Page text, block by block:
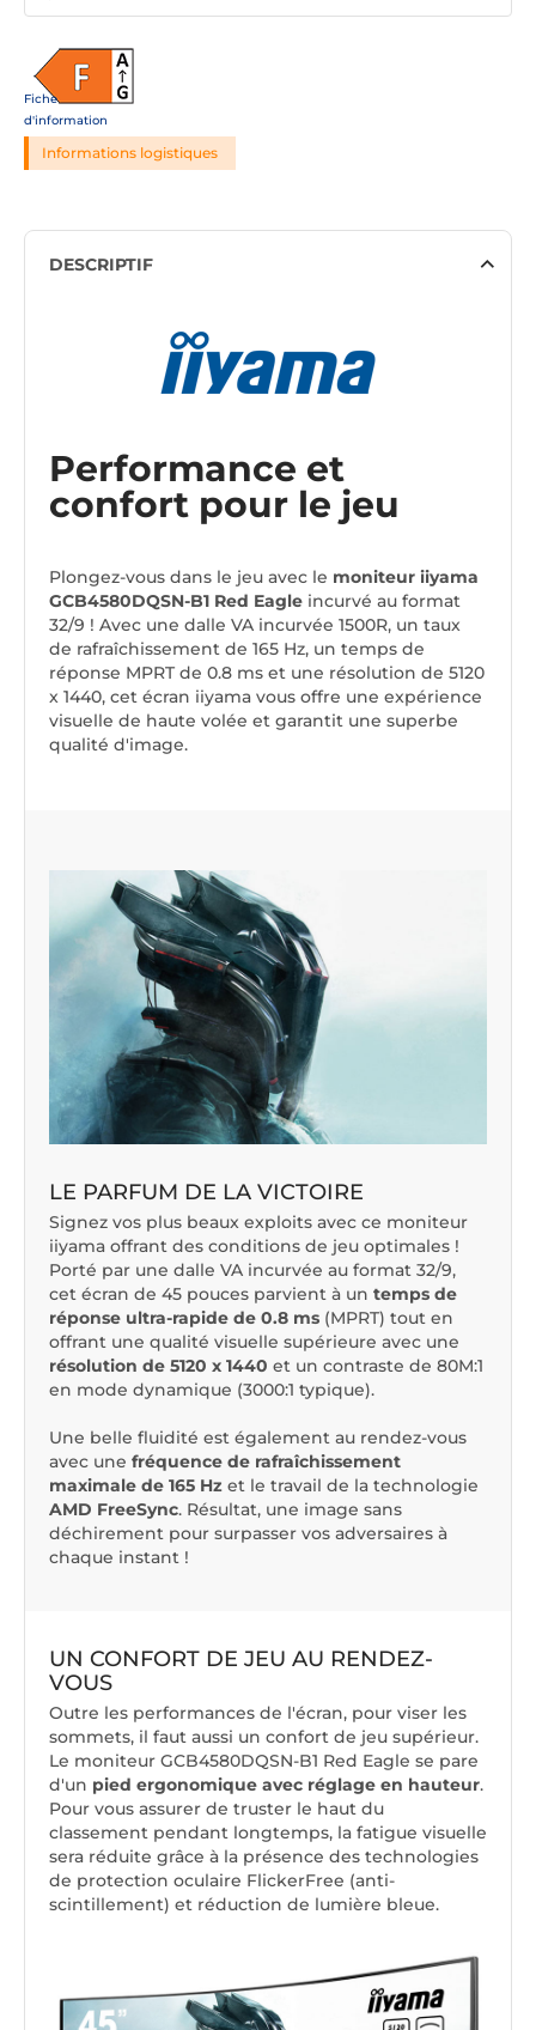
Fiche
d'information
Informations logistiques
DESCRIPTIF
Performance et
confort pour le jeu
Plongez-vous dans le jeu avec le moniteur iiyama
GCB4580DQSN-B1 Red Eagle incurvé au format
32/9 ! Avec une dalle VA incurvée 1500R, un taux
de rafraîchissement de 165 Hz, un temps de
réponse MPRT de 0.8 ms et une résolution de 5120
x 1440, cet écran iiyama vous offre une expérience
visuelle de haute volée et garantit une superbe
qualité d'image.
LE PARFUM DE LA VICTOIRE
Signez vos plus beaux exploits avec ce moniteur
iiyama offrant des conditions de jeu optimales !
Porté par une dalle VA incurvée au format 32/9,
cet écran de 45 pouces parvient à un temps de
réponse ultra-rapide de 0.8 ms (MPRT) tout en
offrant une qualité visuelle supérieure avec une
résolution de 5120 x 1440 et un contraste de 80M:1
en mode dynamique (3000:1 typique).
Une belle fluidité est également au rendez-vous
avec une fréquence de rafraîchissement
maximale de 165 Hz et le travail de la technologie
AMD FreeSync. Résultat, une image sans
déchirement pour surpasser vos adversaires à
chaque instant !
UN CONFORT DE JEU AU RENDEZ-
VOUS
Outre les performances de l'écran, pour viser les
sommets, il faut aussi un confort de jeu supérieur.
Le moniteur GCB4580DQSN-B1 Red Eagle se pare
d'un pied ergonomique avec réglage en hauteur.
Pour vous assurer de truster le haut du
classement pendant longtemps, la fatigue visuelle
sera réduite grâce à la présence des technologies
de protection oculaire FlickerFree (anti-
scintillement) et réduction de lumière bleue.